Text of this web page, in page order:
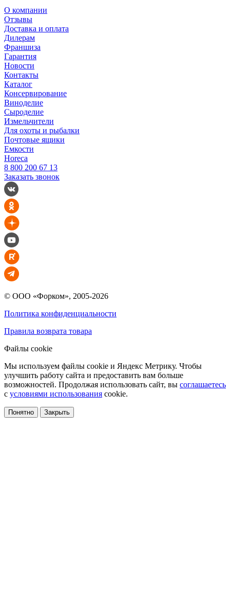
О компании
Отзывы
Доставка и оплата
Дилерам
Франшиза
Гарантия
Новости
Контакты
Каталог
Консервирование
Виноделие
Сыроделие
Измельчители
Для охоты и рыбалки
Почтовые ящики
Емкости
Horeca
8 800 200 67 13
Заказать звонок
© ООО «Форком», 2005-2026
Политика конфиденциальности
Правила возврата товара
Файлы cookie
Мы используем файлы cookie и Яндекс Метрику. Чтобы
улучшить работу сайта и предоставить вам больше
возможностей. Продолжая использовать сайт, вы соглашаетесь
с условиями использования cookie.
Понятно Закрыть